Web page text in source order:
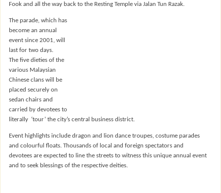
Fook and all the way back to the Resting Temple via Jalan Tun Razak.
The parade, which has
become an annual
event since 2001, will
last for two days.
The five dieties of the
various Malaysian
Chinese clans will be
placed securely on
sedan chairs and
carried by devotees to
literally ‘tour’ the city’s central business district.
Event highlights include dragon and lion dance troupes, costume parades
and colourful floats. Thousands of local and foreign spectators and
devotees are expected to line the streets to witness this unique annual event
and to seek blessings of the respective deities.